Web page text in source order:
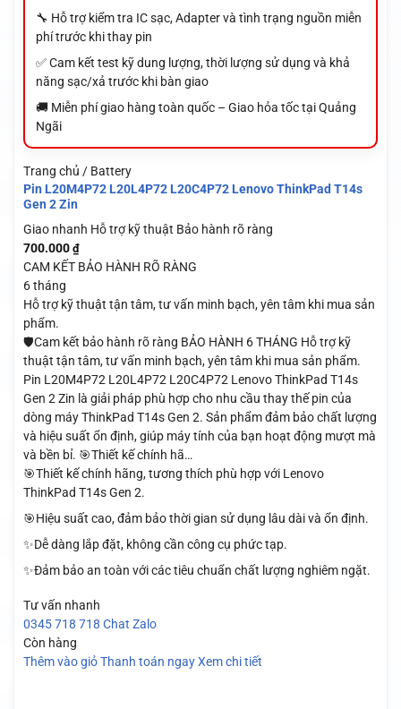
🔧 Hỗ trợ kiểm tra IC sạc, Adapter và tình trạng nguồn miễn
phí trước khi thay pin
✅ Cam kết test kỹ dung lượng, thời lượng sử dụng và khả
năng sạc/xả trước khi bàn giao
🚚 Miễn phí giao hàng toàn quốc – Giao hỏa tốc tại Quảng
Ngãi
Trang chủ / Battery
Pin L20M4P72 L20L4P72 L20C4P72 Lenovo ThinkPad T14s
Gen 2 Zin
Giao nhanh Hỗ trợ kỹ thuật Bảo hành rõ ràng
700.000 ₫
CAM KẾT BẢO HÀNH RÕ RÀNG
6 tháng
Hỗ trợ kỹ thuật tận tâm, tư vấn minh bạch, yên tâm khi mua sản
phẩm.
🛡️Cam kết bảo hành rõ ràng BẢO HÀNH 6 THÁNG Hỗ trợ kỹ
thuật tận tâm, tư vấn minh bạch, yên tâm khi mua sản phẩm.
Pin L20M4P72 L20L4P72 L20C4P72 Lenovo ThinkPad T14s
Gen 2 Zin là giải pháp phù hợp cho nhu cầu thay thế pin của
dòng máy ThinkPad T14s Gen 2. Sản phẩm đảm bảo chất lượng
và hiệu suất ổn định, giúp máy tính của bạn hoạt động mượt mà
và bền bỉ. 🎯Thiết kế chính hã…
🎯Thiết kế chính hãng, tương thích phù hợp với Lenovo
ThinkPad T14s Gen 2.
🎯Hiệu suất cao, đảm bảo thời gian sử dụng lâu dài và ổn định.
✨Dễ dàng lắp đặt, không cần công cụ phức tạp.
✨Đảm bảo an toàn với các tiêu chuẩn chất lượng nghiêm ngặt.
Tư vấn nhanh
0345 718 718 Chat Zalo
Còn hàng
Thêm vào giỏ Thanh toán ngay Xem chi tiết